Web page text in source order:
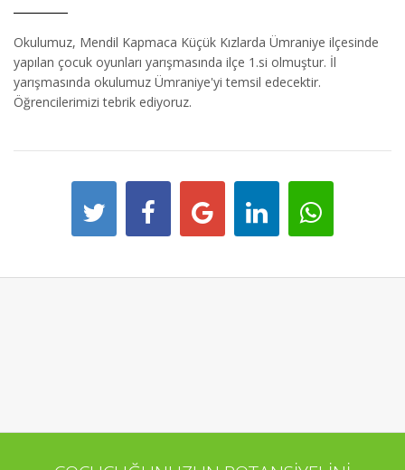
Okulumuz, Mendil Kapmaca Küçük Kızlarda Ümraniye ilçesinde
yapılan çocuk oyunları yarışmasında ilçe 1.si olmuştur. İl
yarışmasında okulumuz Ümraniye'yi temsil edecektir.
Öğrencilerimizi tebrik ediyoruz.